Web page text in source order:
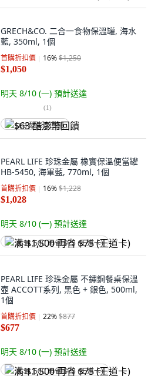
GRECH&CO. 二合一食物保溫罐, 海水
藍, 350ml, 1個
首購折扣價 16%$1,250
$1,050
明天 8/10 (一) 預計送達
(1)
$63 酷澎幣回饋
PEARL LIFE 珍珠金屬 橡實保溫便當罐
HB-5450, 海軍藍, 770ml, 1個
首購折扣價 16%$1,228
$1,028
明天 8/10 (一) 預計送達
满 $1,500 再省 $75 (王道卡)
PEARL LIFE 珍珠金屬 不鏽鋼餐桌保溫
壺 ACCOTT系列, 黑色 + 銀色, 500ml,
1個
首購折扣價 22%$877
$677
明天 8/10 (一) 預計送達
满 $1,500 再省 $75 (王道卡)